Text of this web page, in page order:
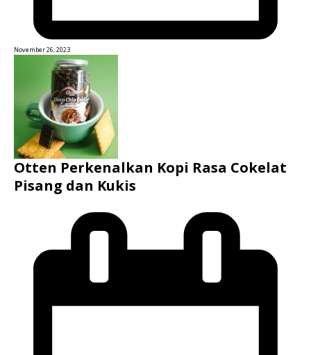
November 26, 2023
Otten Perkenalkan Kopi Rasa Cokelat
Pisang dan Kukis